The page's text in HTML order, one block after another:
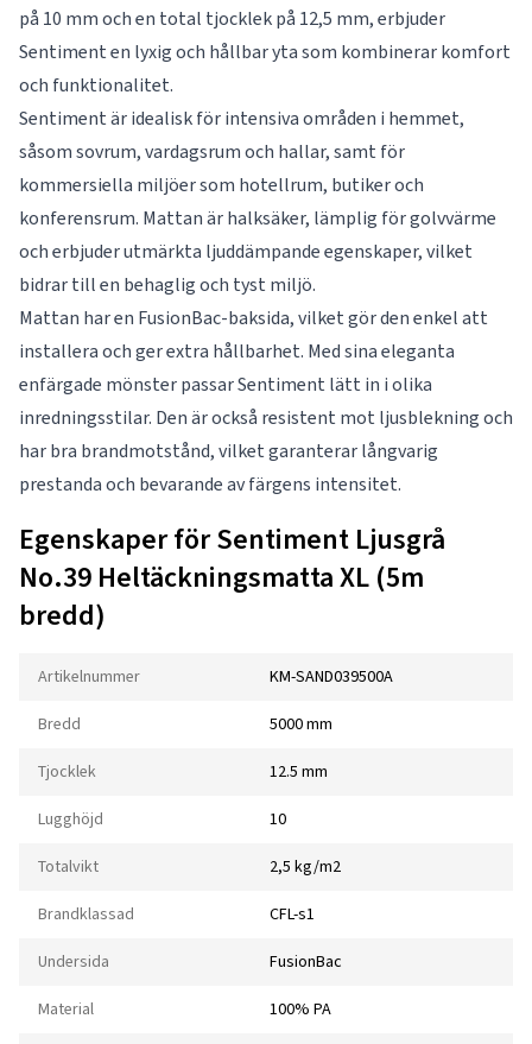
på 10 mm och en total tjocklek på 12,5 mm, erbjuder
Sentiment en lyxig och hållbar yta som kombinerar komfort
och funktionalitet.
Sentiment är idealisk för intensiva områden i hemmet,
såsom sovrum, vardagsrum och hallar, samt för
kommersiella miljöer som hotellrum, butiker och
konferensrum. Mattan är halksäker, lämplig för golvvärme
och erbjuder utmärkta ljuddämpande egenskaper, vilket
bidrar till en behaglig och tyst miljö.
Mattan har en FusionBac-baksida, vilket gör den enkel att
installera och ger extra hållbarhet. Med sina eleganta
enfärgade mönster passar Sentiment lätt in i olika
inredningsstilar. Den är också resistent mot ljusblekning och
har bra brandmotstånd, vilket garanterar långvarig
prestanda och bevarande av färgens intensitet.
Egenskaper för Sentiment Ljusgrå
No.39 Heltäckningsmatta XL (5m
bredd)
Artikelnummer KM-SAND039500A
Bredd 5000 mm
Tjocklek 12.5 mm
Lugghöjd 10
Totalvikt 2,5 kg/m2
Brandklassad CFL-s1
Undersida FusionBac
Material 100% PA